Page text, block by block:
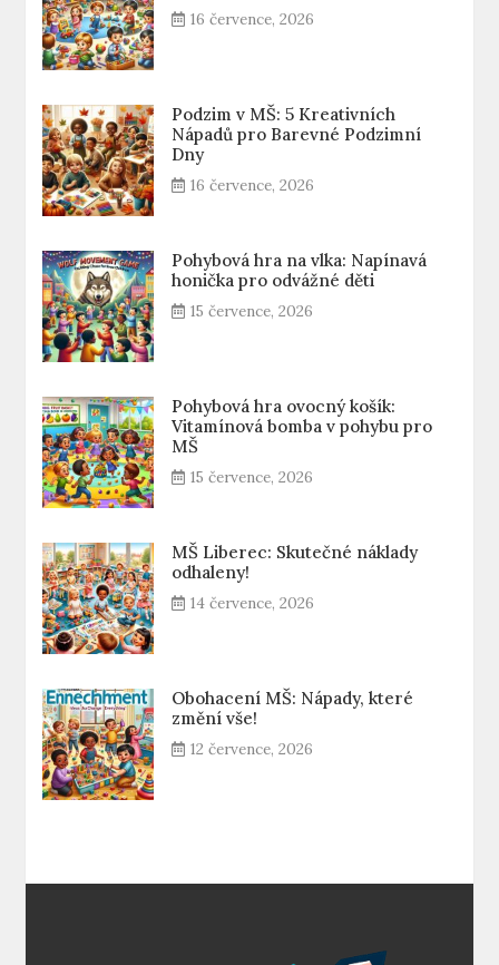
16 července, 2026
Podzim v MŠ: 5 Kreativních
Nápadů pro Barevné Podzimní
Dny
16 července, 2026
Pohybová hra na vlka: Napínavá
honička pro odvážné děti
15 července, 2026
Pohybová hra ovocný košík:
Vitamínová bomba v pohybu pro
MŠ
15 července, 2026
MŠ Liberec: Skutečné náklady
odhaleny!
14 července, 2026
Obohacení MŠ: Nápady, které
změní vše!
12 července, 2026